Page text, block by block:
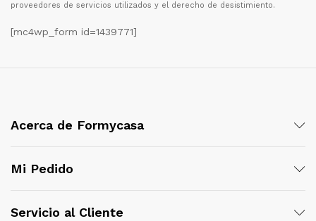
proveedores de servicios utilizados y el derecho de desistimiento.
[mc4wp_form id=1439771]
Acerca de Formycasa
Mi Pedido
Servicio al Cliente